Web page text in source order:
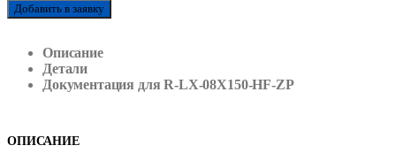
Добавить в заявку
Описание
Детали
Документация для R-LX-08X150-HF-ZP
ОПИСАНИЕ